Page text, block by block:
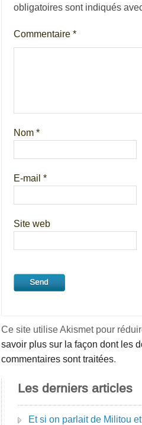
obligatoires sont indiqués
Commentaire*
Nom*
E-mail*
Site web
Ce site utilise Akismet pour
savoir plus sur la façon dont les
commentaires sont traitées.
Les derniers articles
Et si on parlait de Militou